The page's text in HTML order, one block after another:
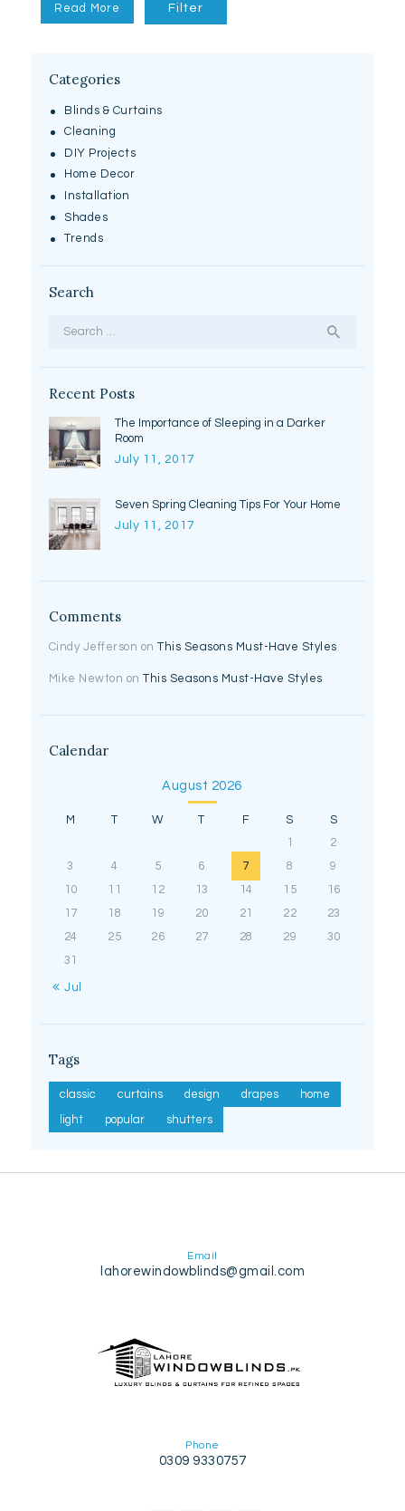
Read More Filter
Categories
Blinds & Curtains
Cleaning
DIY Projects
Home Decor
Installation
Shades
Trends
Search
Recent Posts
The Importance of Sleeping in a Darker
Room
July 11, 2017
Seven Spring Cleaning Tips For Your Home
July 11, 2017
Comments
Cindy Jefferson onThis Seasons Must-Have Styles
Mike Newton onThis Seasons Must-Have Styles
Calendar
August 2026
M T W T F S
S
1
2
3
4 5 6 7 8
9
10
11 12 13 14 15
16
17
18 19 20 21 22
23
24
25 26 27 28 29
30
31
« Jul
Tags
classic curtains design drapes
home
light
popular shutters
Email
lahorewindowblinds@gmail.com
Phone
0309 9330757